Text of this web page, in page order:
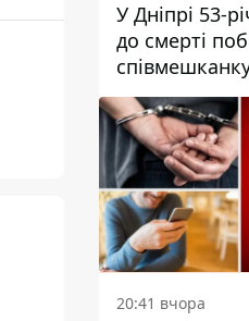
У Дніпрі 53-
до смерті
приховати
20:41 вчора